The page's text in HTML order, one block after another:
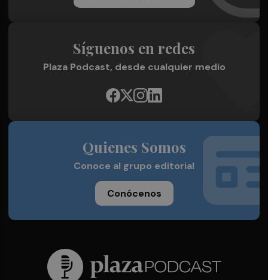
Síguenos en redes
Plaza Podcast, desde cualquier medio
Quienes Somos
Conoce al grupo editorial
Conócenos